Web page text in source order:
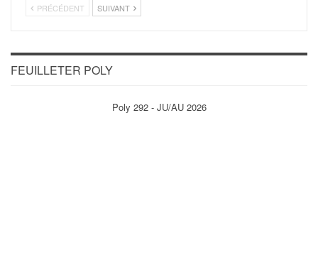
PRÉCÉDENT SUIVANT
FEUILLETER POLY
Poly 292 - JU/AU 2026